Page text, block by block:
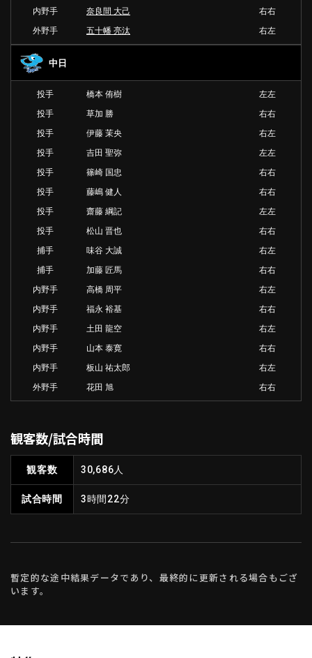
内野手
奈良間 大己
右右
外野手
五十幡 亮汰 右左
中日
投手 橋本 侑樹
左左
投手
草加 勝
右右
投手
伊藤 茉央
右左
投手
吉田 聖弥
左左
投手
篠崎 国忠
右右
投手
藤嶋 健人
右右
投手
齋藤 綱記
左左
投手
松山 晋也
右右
捕手
味谷 大誠
右左
捕手
加藤 匠馬
右右
内野手
高橋 周平
右左
内野手
福永 裕基
右右
内野手
土田 龍空
右左
内野手
山本 泰寛
右右
内野手
板山 祐太郎
右左
外野手
花田 旭 右右
観客数/試合時間
観客数 30,686人
試合時間 3時間22分
暫定的な途中結果データであり、最終的に更新される場合もござ
います。